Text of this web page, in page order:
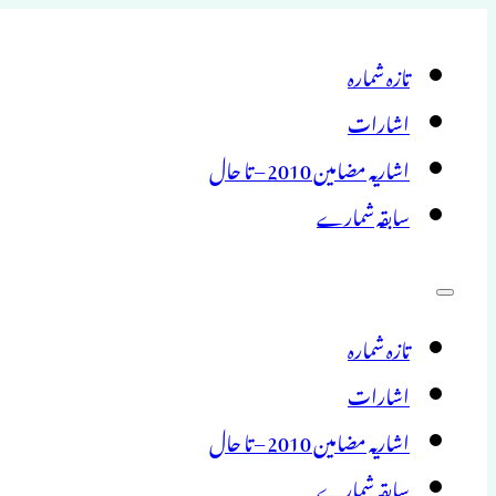
تازہ شمارہ
اشارات
اشاریہ مضامین 2010 – تا حال
سابقہ شمارے
تازہ شمارہ
اشارات
اشاریہ مضامین 2010 – تا حال
سابقہ شمارے